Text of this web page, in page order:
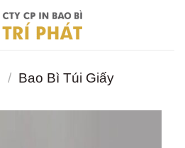
/ Bao Bì Túi Giấy